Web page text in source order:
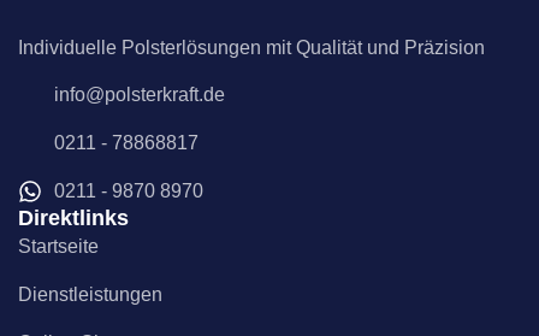
Individuelle Polsterlösungen mit Qualität und Präzision
info@polsterkraft.de
0211 - 78868817
0211 - 9870 8970
Direktlinks
Startseite
Dienstleistungen